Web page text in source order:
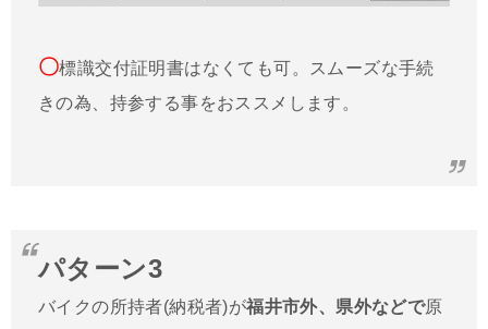
〇標識交付証明書はなくても可。スムーズな手続
きの為、持参する事をおススメします。
パターン3
バイクの所持者(納税者)が福井市外、県外などで原